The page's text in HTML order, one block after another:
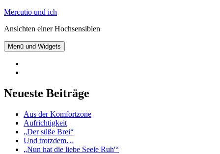
Zum
springen
Mercutio und ich
Ansichten einer Hochsensiblen
Menü und Widgets
Neueste Beiträge
Aus der Komfortzone
Aufrichtigkeit
„Der süße Brei“
Und trotzdem…
„Nun hat die liebe Seele Ruh'“